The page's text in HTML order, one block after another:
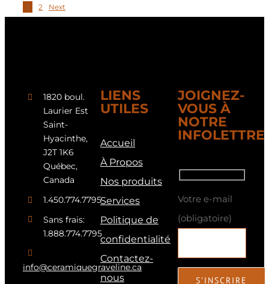
1 2 Next
1820 boul.
Laurier Est
Saint-
Hyacinthe,
J2T 1K6
Québec,
Canada
1.450.774.7795
Sans frais:
1.888.774.7795
info@ceramiquegraveline.ca
LIENS
UTILES
Accueil
À Propos
Nos produits
Services
Politique de
confidentialité
Contactez-
nous
JOIGNEZ-
VOUS À
NOTRE
INFOLETTRE
Votre e-mail
(obligatoire)